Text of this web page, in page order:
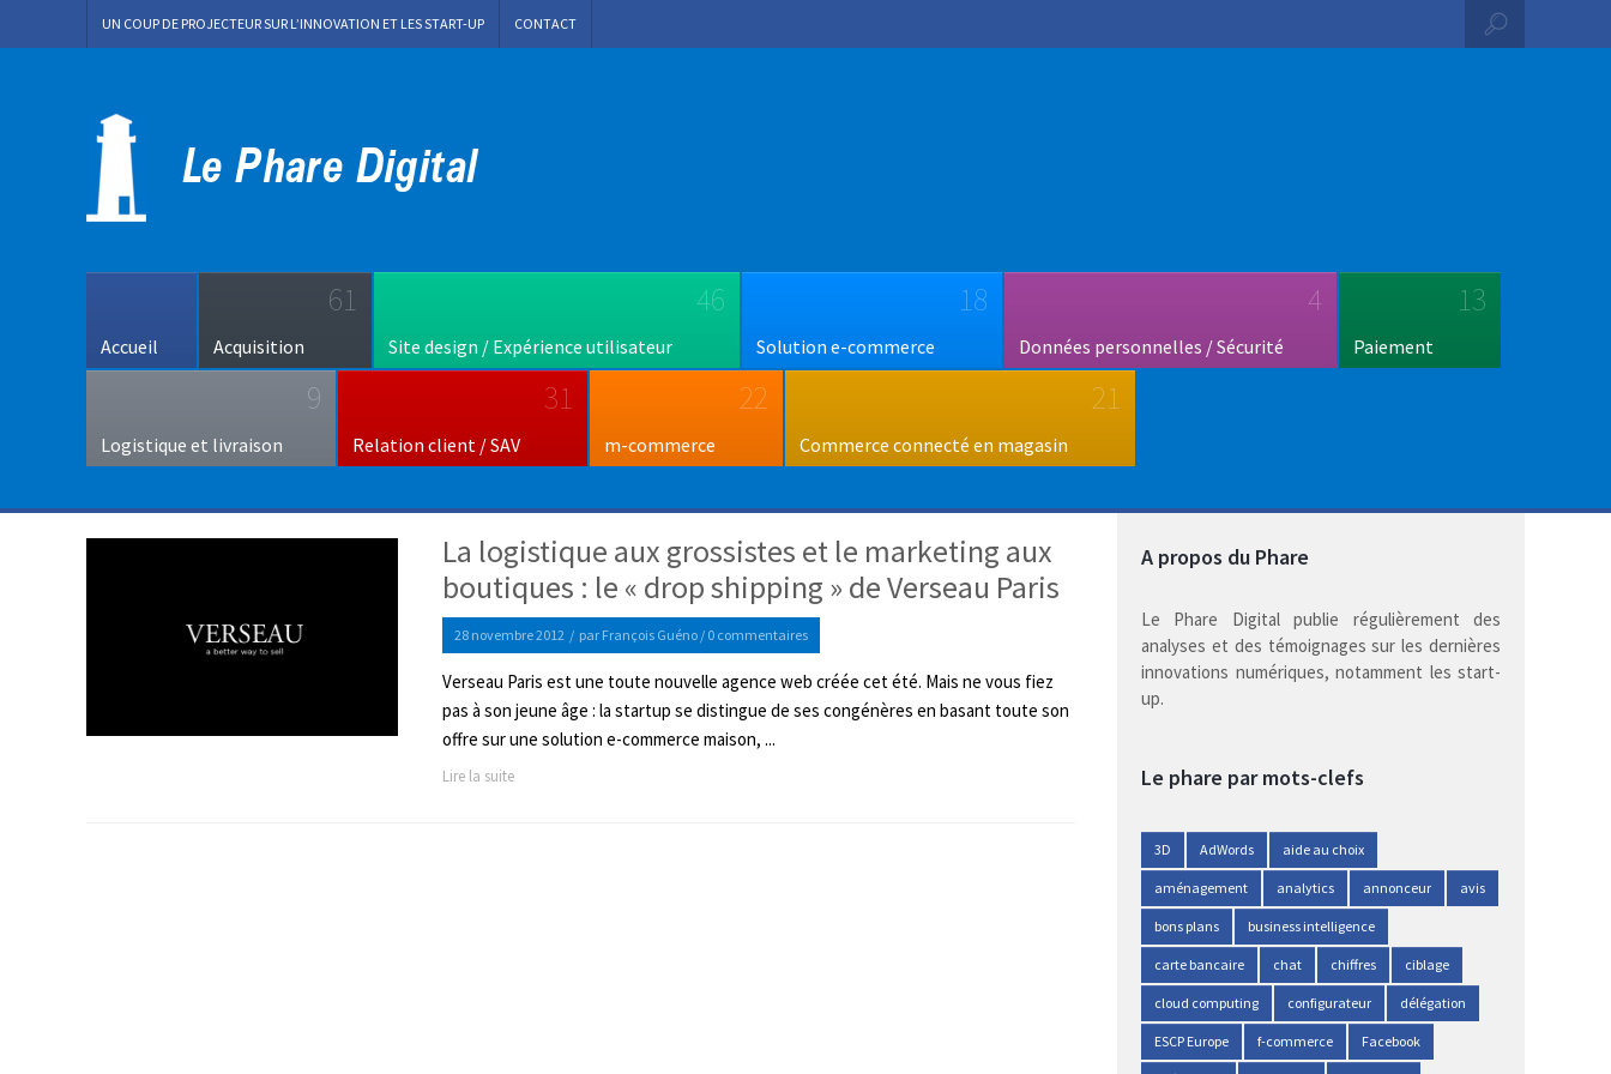
UN COUP DE PROJECTEUR SUR L’INNOVATION ET LES START-UP CONTACT
Accueil
61
Acquisition
46
Site design / Expérience utilisateur
18
Solution e-commerce
4
Données personnelles / Sécurité
13
Paiement
9
Logistique et livraison
31
Relation client / SAV
22
m-commerce
21
Commerce connecté en magasin
La logistique aux grossistes et le marketing aux
boutiques : le « drop shipping » de Verseau Paris
28 novembre 2012 / par François Guéno / 0 commentaires
Verseau Paris est une toute nouvelle agence web créée cet été. Mais ne vous fiez
pas à son jeune âge : la startup se distingue de ses congénères en basant toute son
offre sur une solution e-commerce maison, ...
Lire la suite
A propos du Phare
Le Phare Digital publie régulièrement des
analyses et des témoignages sur les dernières
innovations numériques, notamment les start-
up.
Le phare par mots-clefs
3D AdWords aide au choix
aménagement analytics annonceur avis
bons plans business intelligence
carte bancaire chat chiffres ciblage
cloud computing configurateur délégation
ESCP Europe f-commerce Facebook